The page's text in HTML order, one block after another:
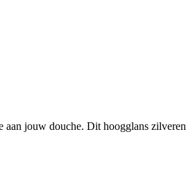
jouw douche. Dit hoogglans